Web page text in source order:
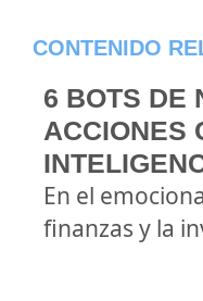
CONTENIDO
6 BOTS DE
ACCIONES
En el
finanzas y la